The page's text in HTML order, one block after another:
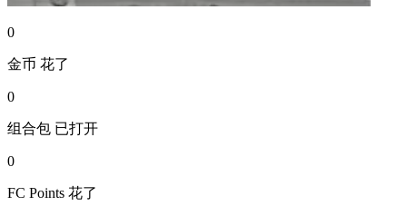
0
金币 花了
0
组合包 已打开
0
FC Points 花了